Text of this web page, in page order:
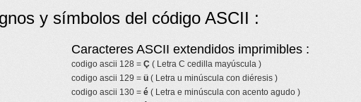
y símbolos del código ASCII :
Caracteres ASCII extendidos imprimibles :
codigo ascii 128 = Ç ( Letra C cedilla mayúscula )
codigo ascii 129 = ü ( Letra u minúscula con diéresis )
codigo ascii 130 = é ( Letra e minúscula con acento agudo )